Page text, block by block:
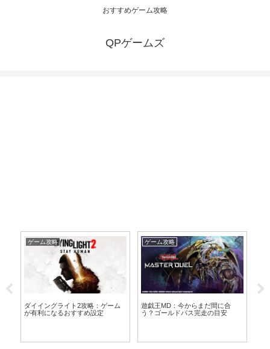
おすすめゲーム攻略
QPゲームズ
ゲーム攻略
ダイイングライト2攻略：ゲーム
が有利になるおすすめ設定
ゲーム攻略
遊戯王MD：今からまだ間に合
う？ゴールドパス完走の目安